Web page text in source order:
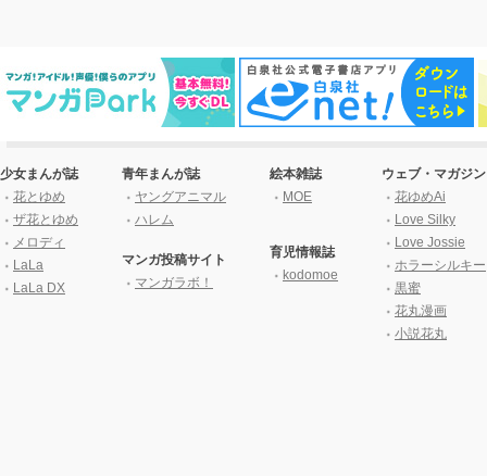
少女まんが誌
花とゆめ
ザ花とゆめ
メロディ
LaLa
LaLa DX
青年まんが誌
ヤングアニマル
ハレム
マンガ投稿サイト
マンガラボ！
絵本雑誌
MOE
育児情報誌
kodomoe
ウェブ・マガジン
花ゆめAi
Love Silky
Love Jossie
ホラーシルキー
黒蜜
花丸漫画
小説花丸